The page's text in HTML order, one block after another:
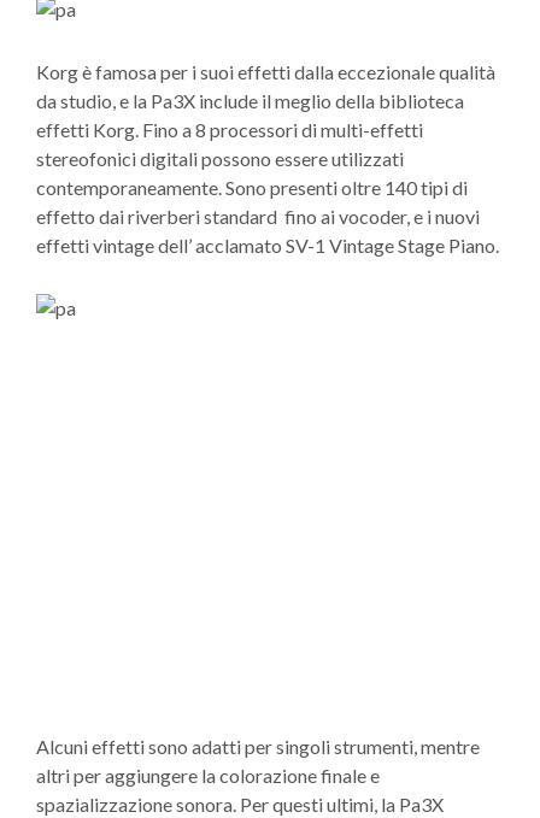
Korg è famosa per i suoi effetti dalla eccezionale qualità
da studio, e la Pa3X include il meglio della biblioteca
effetti Korg. Fino a 8 processori di multi-effetti
stereofonici digitali possono essere utilizzati
contemporaneamente. Sono presenti oltre 140 tipi di
effetto dai riverberi standard fino ai vocoder, e i nuovi
effetti vintage dell’ acclamato SV-1 Vintage Stage Piano.
Alcuni effetti sono adatti per singoli strumenti, mentre
altri per aggiungere la colorazione finale e
spazializzazione sonora. Per questi ultimi, la Pa3X